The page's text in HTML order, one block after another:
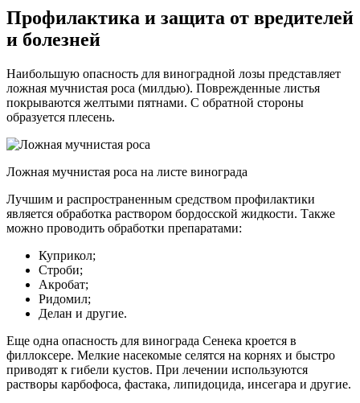
Профилактика и защита от вредителей
и болезней
Наибольшую опасность для виноградной лозы представляет
ложная мучнистая роса (милдью). Поврежденные листья
покрываются желтыми пятнами. С обратной стороны
образуется плесень.
Ложная мучнистая роса на листе винограда
Лучшим и распространенным средством профилактики
является обработка раствором бордосской жидкости. Также
можно проводить обработки препаратами:
Куприкол;
Строби;
Акробат;
Ридомил;
Делан и другие.
Еще одна опасность для винограда Сенека кроется в
филлоксере. Мелкие насекомые селятся на корнях и быстро
приводят к гибели кустов. При лечении используются
растворы карбофоса, фастака, липидоцида, инсегара и другие.